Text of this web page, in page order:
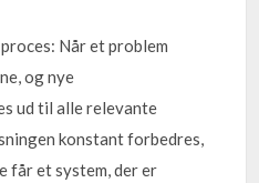
Når et problem
og nye
ud til alle relevante
konstant forbedres,
får et system, der er